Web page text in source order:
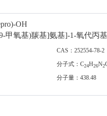
OH
甲氧基)羰基]氨基]-1-氧代丙
CAS：252554-78-2
分子式：C24H26N2
分子量：438.48